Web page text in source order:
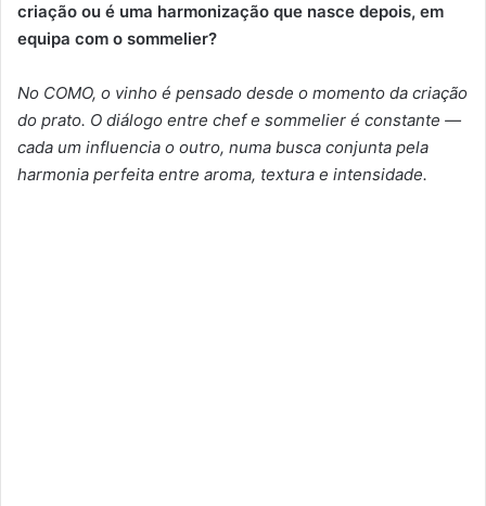
criação ou é uma harmonização que nasce depois, em
equipa com o sommelier?
No COMO, o vinho é pensado desde o momento da criação
do prato. O diálogo entre chef e sommelier é constante —
cada um influencia o outro, numa busca conjunta pela
harmonia perfeita entre aroma, textura e intensidade.